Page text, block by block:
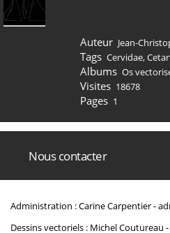
Auteur Jean-
Tags Cervidae,
Albums Os
Visites 18678
Pages 1
Nous contacter
Administration : Carine Carpentier -
Dessins vectoriels : Michel Coutureau -